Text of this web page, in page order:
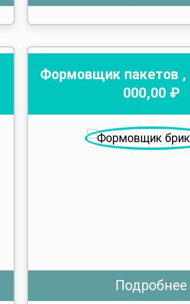
Формовщик пакетов ,
000,00 ₽
Подробнее